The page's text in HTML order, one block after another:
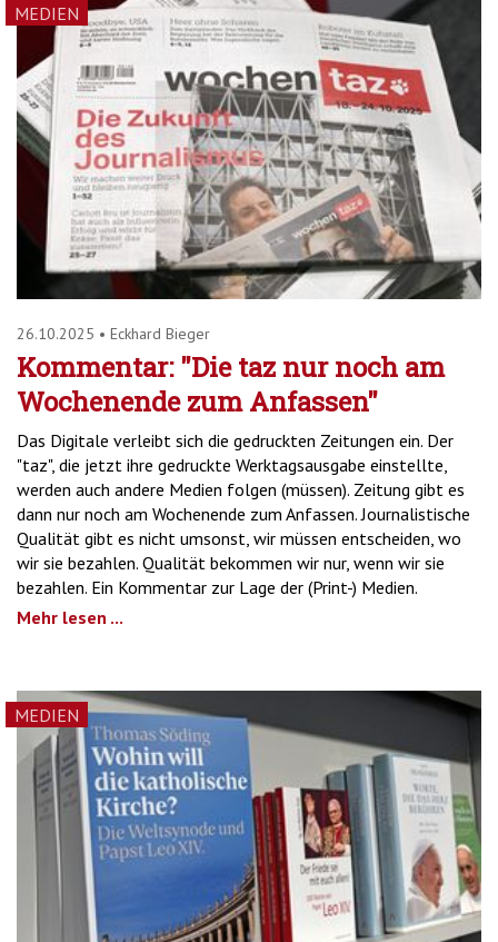
MEDIEN
26.10.2025 • Eckhard Bieger
Kommentar: "Die taz nur noch am
Wochenende zum Anfassen"
Das Digitale verleibt sich die gedruckten Zeitungen ein. Der
"taz", die jetzt ihre gedruckte Werktagsausgabe einstellte,
werden auch andere Medien folgen (müssen). Zeitung gibt es
dann nur noch am Wochenende zum Anfassen. Journalistische
Qualität gibt es nicht umsonst, wir müssen entscheiden, wo
wir sie bezahlen. Qualität bekommen wir nur, wenn wir sie
bezahlen. Ein Kommentar zur Lage der (Print-) Medien.
Mehr lesen ...
MEDIEN